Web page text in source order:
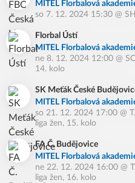
MITEL Florbalová
so 7. 12. 2024 15:30 @
Florbal Ústí
MITEL Florbalová
ne 8. 12. 2024 12:00 @
14. kolo
SK Meťák České
MITEL Florbalová
so 21. 12. 2024 17:00 @
liga žen, 15. kolo
FA Č. Budějovice
MITEL Florbalová
ne 22. 12. 2024 16:00 @
liga žen, 16. kolo